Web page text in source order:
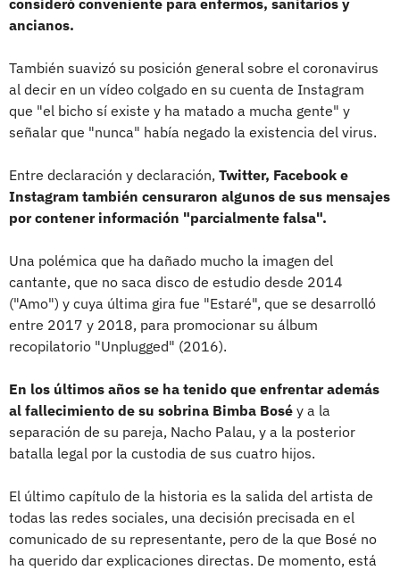
ancianos.
También suavizó su posición general sobre el coronavirus
al decir en un vídeo colgado en su cuenta de Instagram
que "el bicho sí existe y ha matado a mucha gente" y
señalar que "nunca" había negado la existencia del virus.
Entre declaración y declaración, Twitter, Facebook e
Instagram también censuraron algunos de sus mensajes
por contener información "parcialmente falsa".
Una polémica que ha dañado mucho la imagen del
cantante, que no saca disco de estudio desde 2014
("Amo") y cuya última gira fue "Estaré", que se desarrolló
entre 2017 y 2018, para promocionar su álbum
recopilatorio "Unplugged" (2016).
En los últimos años se ha tenido que enfrentar además
al fallecimiento de su sobrina Bimba Bosé y a la
separación de su pareja, Nacho Palau, y a la posterior
batalla legal por la custodia de sus cuatro hijos.
El último capítulo de la historia es la salida del artista de
todas las redes sociales, una decisión precisada en el
comunicado de su representante, pero de la que Bosé no
ha querido dar explicaciones directas. De momento, está